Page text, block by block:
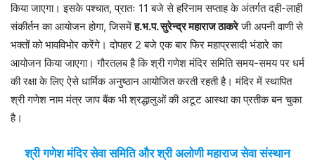
किया जाएगा। इसके पश्चात, प्रातः 11 बजे से हरिनाम सप्ताह के अंतर्गत दही-लाही
संकीर्तन का आयोजन होगा, जिसमेंह.भ.प. सुरेन्द्र महाराज ठाकरेजी अपनी वाणी से
भक्तों को भावविभोर करेंगे। दोपहर 2 बजे एक बार फिर महाप्रसादी भंडारे का
आयोजन किया जाएगा। गौरतलब है कि श्री गणेश मंदिर समिति समय-समय पर धर्म
की रक्षा के लिए ऐसे धार्मिक अनुष्ठान आयोजित करती रहती है। मंदिर में स्थापित
श्री गणेश नाम मंत्र जाप बैंक भी श्रद्धालुओं की अटूट आस्था का प्रतीक बन चुका
है।
श्री गणेश मंदिर सेवा समिति और श्री अलोणी महाराज सेवा संस्थान